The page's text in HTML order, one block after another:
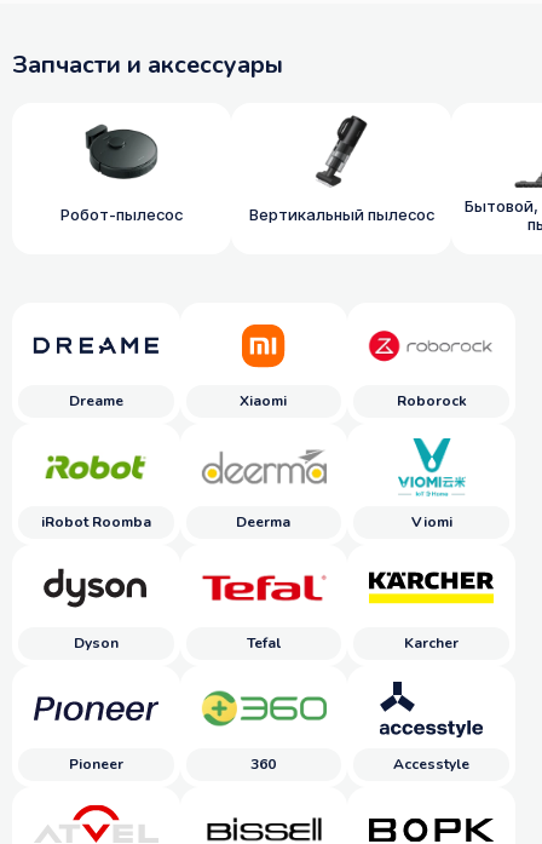
Запчасти и аксессуары
Робот-пылесос Вертикальный пылесос
Dreame Xiaomi Roborock
iRobot Roomba Deerma Viomi
Dyson Tefal Karcher
Pioneer 360 Accesstyle